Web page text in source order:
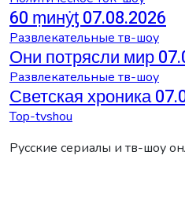
60 ṃинẏƫ 07.08.2026
Развлекательные тв-шоу
Они потрясли мир
Развлекательные тв-шоу
Светская хроника
Top-tvshou
Русские сериалы и тв-шоу